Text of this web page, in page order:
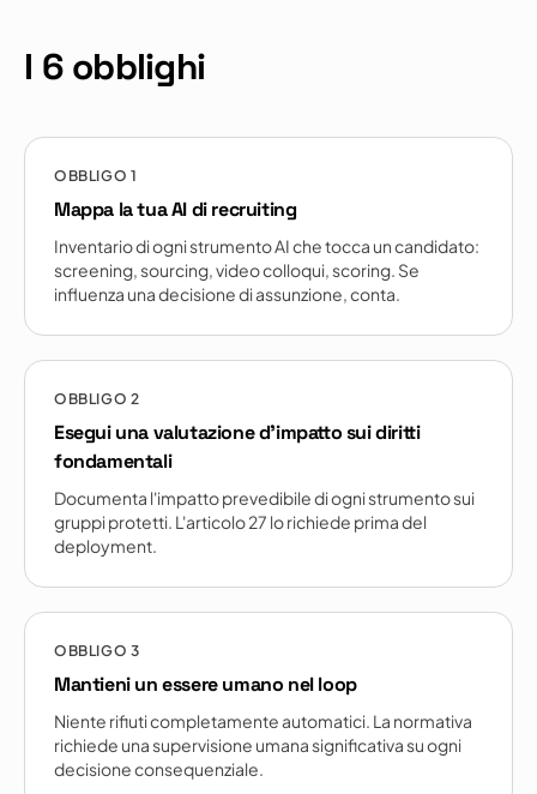
I 6 obblighi
OBBLIGO 1
Mappa la tua AI di recruiting
Inventario di ogni strumento AI che tocca un candidato:
screening, sourcing, video colloqui, scoring. Se
influenza una decisione di assunzione, conta.
OBBLIGO 2
Esegui una valutazione d'impatto sui diritti
fondamentali
Documenta l'impatto prevedibile di ogni strumento sui
gruppi protetti. L'articolo 27 lo richiede prima del
deployment.
OBBLIGO 3
Mantieni un essere umano nel loop
Niente rifiuti completamente automatici. La normativa
richiede una supervisione umana significativa su ogni
decisione consequenziale.